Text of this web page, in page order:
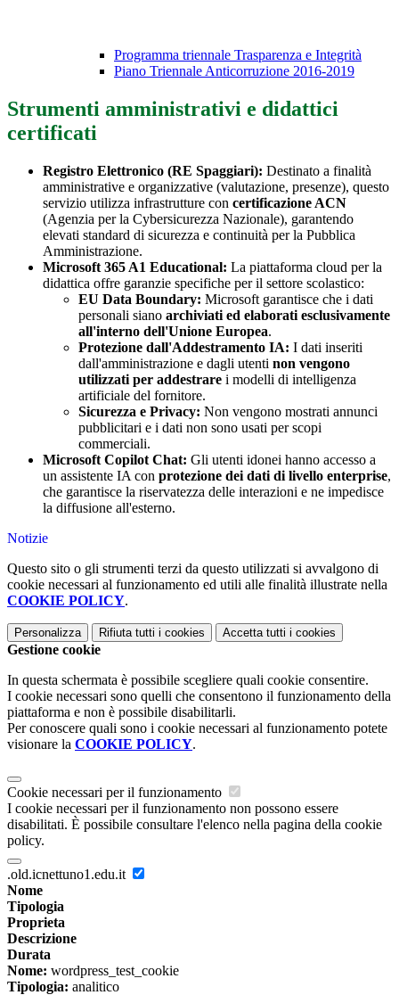
Programma triennale Trasparenza e Integrità
Piano Triennale Anticorruzione 2016-2019
Strumenti amministrativi e didattici
certificati
Registro Elettronico (RE Spaggiari): Destinato a finalità
amministrative e organizzative (valutazione, presenze), questo
servizio utilizza infrastrutture con certificazione ACN
(Agenzia per la Cybersicurezza Nazionale), garantendo
elevati standard di sicurezza e continuità per la Pubblica
Amministrazione.
Microsoft 365 A1 Educational: La piattaforma cloud per la
didattica offre garanzie specifiche per il settore scolastico:
EU Data Boundary: Microsoft garantisce che i dati
personali siano archiviati ed elaborati esclusivamente
all'interno dell'Unione Europea.
Protezione dall'Addestramento IA: I dati inseriti
dall'amministrazione e dagli utenti non vengono
utilizzati per addestrare i modelli di intelligenza
artificiale del fornitore.
Sicurezza e Privacy: Non vengono mostrati annunci
pubblicitari e i dati non sono usati per scopi
commerciali.
Microsoft Copilot Chat: Gli utenti idonei hanno accesso a
un assistente IA con protezione dei dati di livello enterprise,
che garantisce la riservatezza delle interazioni e ne impedisce
la diffusione all'esterno.
Notizie
Questo sito o gli strumenti terzi da questo utilizzati si avvalgono di
cookie necessari al funzionamento ed utili alle finalità illustrate nella
COOKIE POLICY.
Personalizza Rifiuta tutti i cookies Accetta tutti i cookies
Gestione cookie
In questa schermata è possibile scegliere quali cookie consentire.
I cookie necessari sono quelli che consentono il funzionamento della
piattaforma e non è possibile disabilitarli.
Per conoscere quali sono i cookie necessari al funzionamento potete
visionare la COOKIE POLICY.
Cookie necessari per il funzionamento
I cookie necessari per il funzionamento non possono essere
disabilitati. È possibile consultare l'elenco nella pagina della cookie
policy.
.old.icnettuno1.edu.it
Nome
Tipologia
Proprieta
Descrizione
Durata
Nome: wordpress_test_cookie
Tipologia: analitico